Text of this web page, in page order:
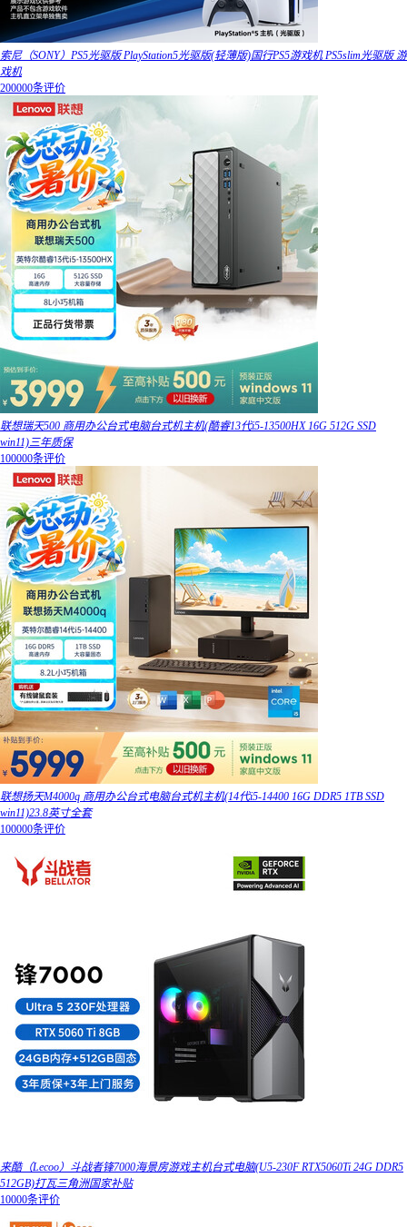
索尼（SONY）PS5光驱版 PlayStation5光驱版(轻薄版)国行PS5游戏机 PS5slim光驱版 游
戏机
200000条评价
联想瑞天500 商用办公台式电脑台式机主机(酷睿13代i5-13500HX 16G 512G SSD
win11)三年质保
100000条评价
联想扬天M4000q 商用办公台式电脑台式机主机(14代i5-14400 16G DDR5 1TB SSD
win11)23.8英寸全套
100000条评价
来酷（Lecoo）斗战者锋7000海景房游戏主机台式电脑(U5-230F RTX5060Ti 24G DDR5
512GB)打瓦三角洲国家补贴
10000条评价